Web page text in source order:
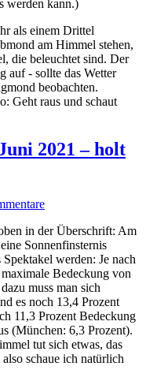
werden kann.)
als einem Drittel
am Himmel stehen,
die beleuchtet sind. Der
auf - sollte das Wetter
beobachten.
Geht raus und schaut
2021 – holt
in der Überschrift: Am
Sonnenfinsternis
werden: Je nach
Bedeckung von
muss man sich
es noch 13,4 Prozent
11,3 Prozent Bedeckung
(München: 6,3 Prozent).
tut sich etwas, das
schaue ich natürlich